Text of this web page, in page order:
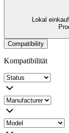
Lokal
Compatibility
Kompatibilität